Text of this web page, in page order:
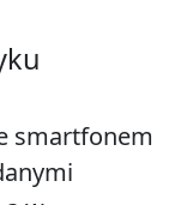
smartfonem